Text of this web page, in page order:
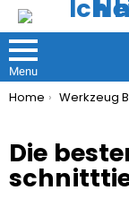
Menu
You are here:
Home Werkzeug
Die